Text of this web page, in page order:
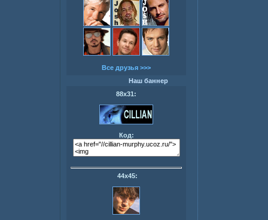
Все друзья >>>
Наш баннер
88х31:
Код:
44х45: